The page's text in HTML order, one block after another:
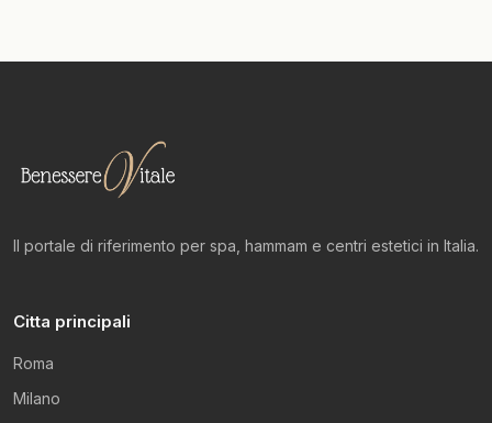
Il portale di riferimento per spa, hammam e centri estetici in Italia.
Citta principali
Roma
Milano